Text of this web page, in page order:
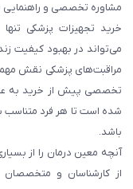
مشاوره تخصصی و راهنمایی
خرید تجهیزات پزشکی
می‌تواند در بهبود کیفیت
مراقبت‌های پزشکی نقش
تخصصی پیش از خرید به
شده است تا هر فرد متناسب
باشد.
آنچه معین درمان را از
از کارشناسان و